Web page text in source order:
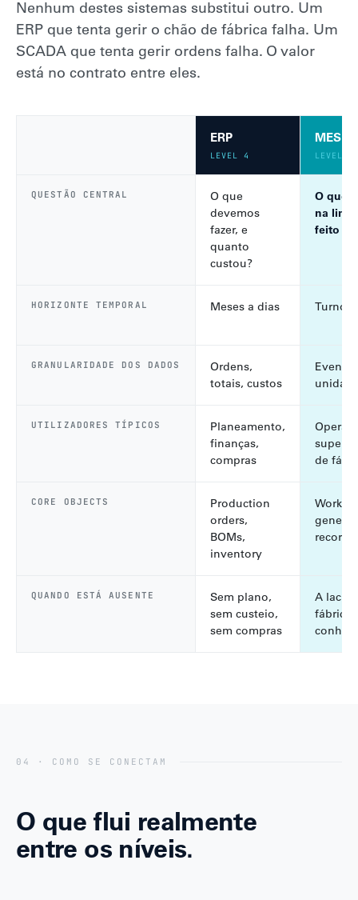
Nenhum destes sistemas substitui outro. Um
ERP que tenta gerir o chão de fábrica falha. Um
SCADA que tenta gerir ordens falha. O valor
está no contrato entre eles.
ERP
LEVEL 4
MES /
LEVEL 3
QUESTÃO CENTRAL
O que
devemos
fazer, e
quanto
custou?
O que
na
feito
HORIZONTE TEMPORAL Meses a dias Turnos
GRANULARIDADE DOS DADOS
Ordens,
totais, custos
UTILIZADORES TÍPICOS
Planeamento,
finanças,
compras
de
CORE OBJECTS
Production
orders,
BOMs,
inventory
Work
records
QUANDO ESTÁ AUSENTE
Sem plano,
sem custeio,
sem compras
A
fábrica:
04 · COMO SE CONECTAM
O que flui realmente
entre os níveis.